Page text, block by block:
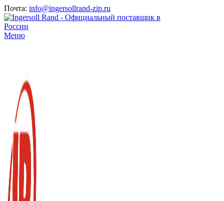
Почта: info@ingersollrand-zip.ru
Меню